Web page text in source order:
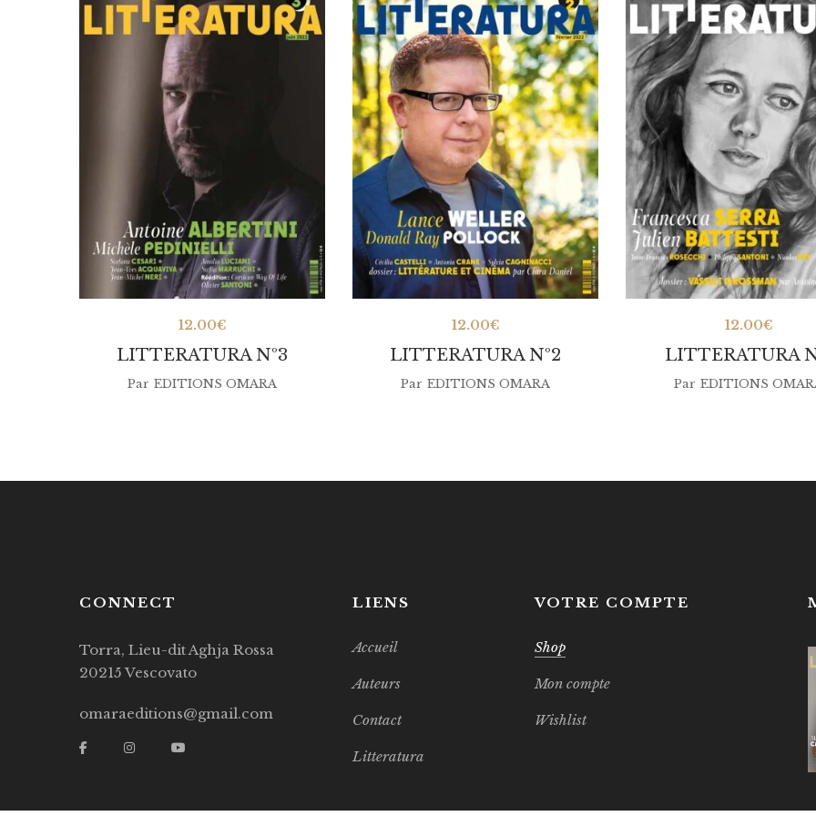
LITTERATURA Nº3
12.00€
Par EDITIONS OMARA
LITTERATURA Nº2
12.00€
Par EDITIONS OMARA
LITTERATURA
12.00€
Par EDITIONS
CONNECT
Torra, Lieu-dit Aghja Rossa
20215 Vescovato
omaraeditions@gmail.com
LIENS
Accueil
Auteurs
Contact
Litteratura
VOTRE COMPTE
Shop
Mon compte
Wishlist